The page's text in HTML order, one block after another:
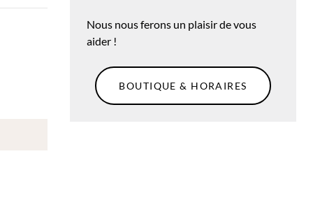
Nous nous ferons un plaisir de vous
aider !
BOUTIQUE & HORAIRES